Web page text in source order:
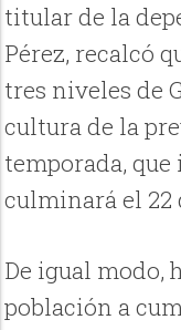
titular de la
Pérez, recalcó
tres niveles de
cultura de la
temporada,
culminará el 22
De igual modo,
población a